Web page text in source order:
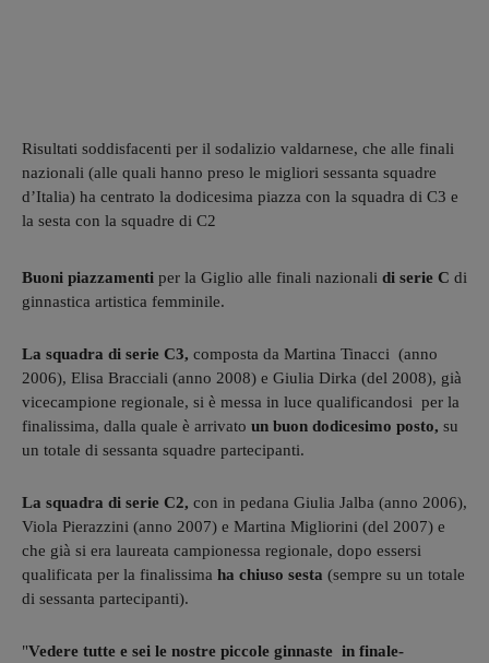
Risultati soddisfacenti per il sodalizio valdarnese, che alle finali
nazionali (alle quali hanno preso le migliori sessanta squadre
d’Italia) ha centrato la dodicesima piazza con la squadra di C3 e
la sesta con la squadre di C2
Buoni piazzamenti per la Giglio alle finali nazionali di serie C di
ginnastica artistica femminile.
La squadra di serie C3, composta da Martina Tinacci (anno
2006), Elisa Bracciali (anno 2008) e Giulia Dirka (del 2008), già
vicecampione regionale, si è messa in luce qualificandosi per la
finalissima, dalla quale è arrivato un buon dodicesimo posto, su
un totale di sessanta squadre partecipanti.
La squadra di serie C2, con in pedana Giulia Jalba (anno 2006),
Viola Pierazzini (anno 2007) e Martina Migliorini (del 2007) e
che già si era laureata campionessa regionale, dopo essersi
qualificata per la finalissima ha chiuso sesta (sempre su un totale
di sessanta partecipanti).
"Vedere tutte e sei le nostre piccole ginnaste in finale-